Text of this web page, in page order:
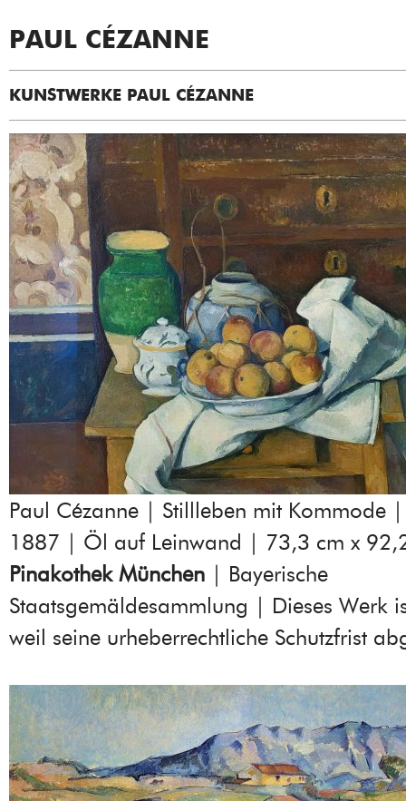
PAUL CÉZANNE
KUNSTWERKE PAUL CÉZANNE
Paul Cézanne | Stillleben mit Kommode
1887 | Öl auf Leinwand | 73,3 cm x
Pinakothek München | Bayerische
Staatsgemäldesammlung | Dieses Werk
weil seine urheberrechtliche Schutzfrist